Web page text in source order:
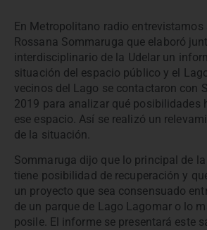
En Metropolitano radio entrevistamos
Rossana Sommaruga que elaboró
interdisciplinario de la Udelar un
situación del espacio público y el
vecinos del Lago se contactaron con
2019 para analizar qué posibilidades
ese espacio. Así se realizó un
de la situación.
Sommaruga dijo que lo principal de
tiene posibilidad de recuperación y
un proyecto que sea consensuado
de un parque de Lago Lagomar o lo
posile. El informe se presentará este